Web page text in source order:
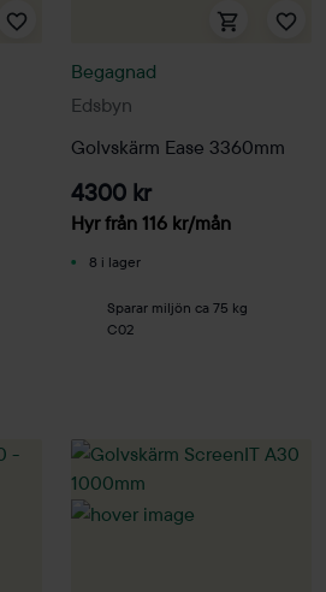
Edsbyn
Begagnad
Golvskärm Ease 3360mm
4300 kr
Hyr från 116 kr/mån
8 i lager
Sparar miljön ca 75 kg
C02